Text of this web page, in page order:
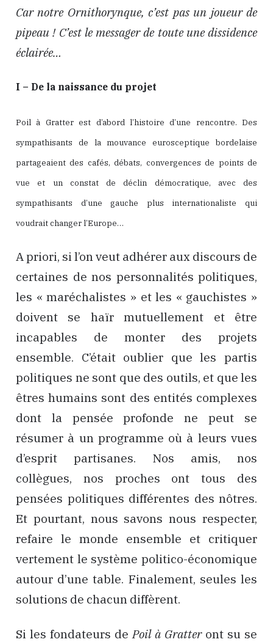
Car notre Ornithorynque, c’est pas un joueur de
pipeau ! C’est le messager de toute une dissidence
éclairée…
I – De la naissance du projet
Poil à Gratter est d’abord l’histoire d’une rencontre. Des
sympathisants de la mouvance eurosceptique bordelaise
partageaient des cafés, débats, convergences de points de
vue et un constat de déclin démocratique, avec des
sympathisants d’une gauche plus internationaliste qui
voudrait changer l’Europe…
A priori, si l’on veut adhérer aux discours de
certaines de nos personnalités politiques,
les « maréchalistes » et les « gauchistes »
doivent se haïr mutuellement et être
incapables de monter des projets
ensemble. C’était oublier que les partis
politiques ne sont que des outils, et que les
êtres humains sont des entités complexes
dont la pensée profonde ne peut se
résumer à un programme où à leurs vues
d’esprit partisanes. Nos amis, nos
collègues, nos proches ont tous des
pensées politiques différentes des nôtres.
Et pourtant, nous savons nous respecter,
refaire le monde ensemble et critiquer
vertement le système politico-économique
autour d’une table. Finalement, seules les
solutions de chacun diffèrent.
Si les fondateurs dePoil à Gratter ont su se